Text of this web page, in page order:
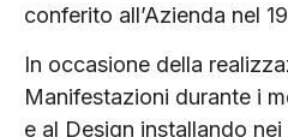
conferito all’Azienda nel
In occasione della
Manifestazioni durante i
e al Design installando